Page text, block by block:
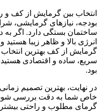
انتخاب بین گرمایش از کف و
بودجه، نیازهای گرمایشی،
ساختمان بستگی دارد. اگر به
انرژی بالا و ظاهر زیبا
گرمایش از کف بهترین
سریع، ساده و اقتصادی
بود.
در نهایت، بهترین تصمیم
خاص شما به دقت بررسی شود.
گرمای مطلوب و راحتی